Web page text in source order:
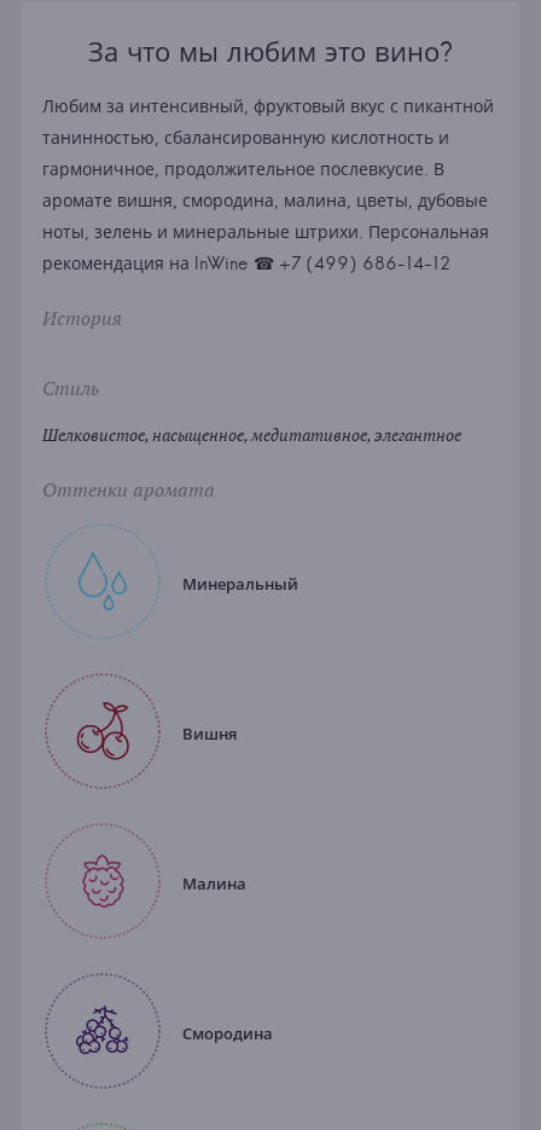
За что мы любим это вино?
Любим за интенсивный, фруктовый вкус с пикантной
танинностью, сбалансированную кислотность и
гармоничное, продолжительное послевкусие. В
аромате вишня, смородина, малина, цветы, дубовые
ноты, зелень и минеральные штрихи. Персональная
рекомендация на InWine ☎ +7 (499) 686-14-12
История
Стиль
Шелковистое, насыщенное, медитативное, элегантное
Оттенки аромата
Минеральный
Вишня
Малина
Смородина